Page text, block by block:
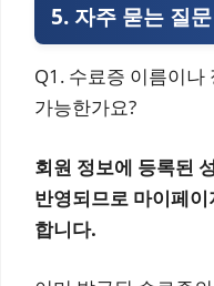
5. 자주 묻는 질
Q1. 수료증 이름이나
가능한가요?
회원 정보에 등록된
반영되므로 마이페
합니다.